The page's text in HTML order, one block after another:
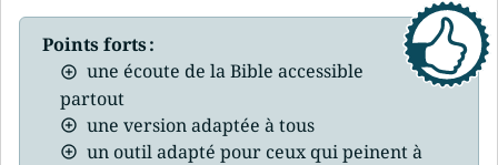
Points forts :
une écoute de la Bible accessible
partout
une version adaptée à tous
un outil adapté pour ceux qui peinent à